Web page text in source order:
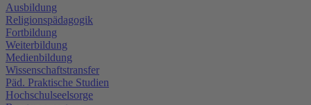
Ausbildung
Religionspädagogik
Fortbildung
Weiterbildung
Medienbildung
Wissenschaftstransfer
Päd. Praktische Studien
Hochschulseelsorge